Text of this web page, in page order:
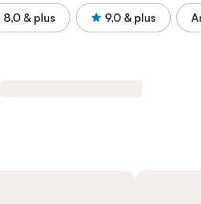
8,0 & plus 9,0 & plus